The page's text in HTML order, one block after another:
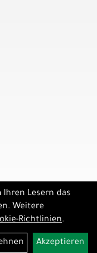
Lesern das
Weitere
Richtlinien.
Akzeptieren